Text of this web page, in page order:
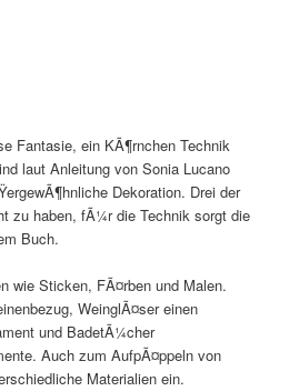
Fantasie, ein KÃ¶rnchen Technik
laut Anleitung von Sonia Lucano
Dekoration. Drei der
zu haben, fÃ¼r die Technik sorgt die
Buch.
wie Sticken, FÃ¤rben und Malen.
WeinglÃ¤ser einen
und BadetÃ¼cher
Auch zum AufpÃ¤ppeln von
Materialien ein.